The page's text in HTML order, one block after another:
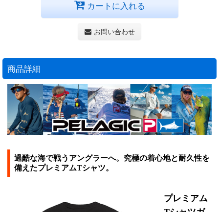
カートに入れる
お問い合わせ
商品詳細
過酷な海で戦うアングラーへ。究極の着心地と耐久性を
備えたプレミアムTシャツ。
プレミアム